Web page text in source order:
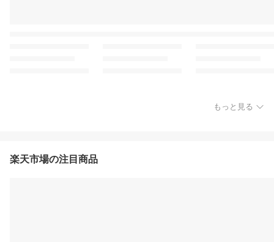
もっと見る
楽天市場の注目商品